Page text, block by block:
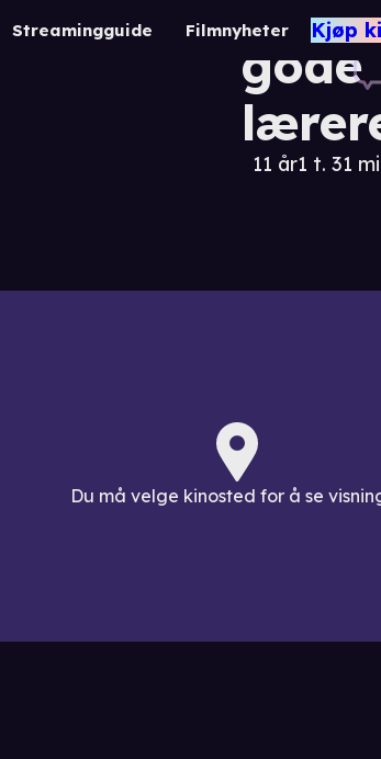
Streamingguide Filmnyheter Kjøp
gode
11 år1 t. 31
Du må velge kinosted for å se